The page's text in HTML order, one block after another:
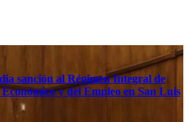
sanción al Régimen Integral de
y del Empleo en San Luis